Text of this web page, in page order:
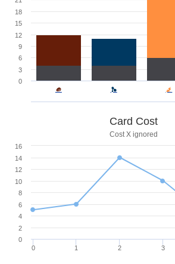
0
3
6
9
12
15
18
Card Cost
Cost X ignored
0 1 2 3
0
2
4
6
8
10
12
14
16